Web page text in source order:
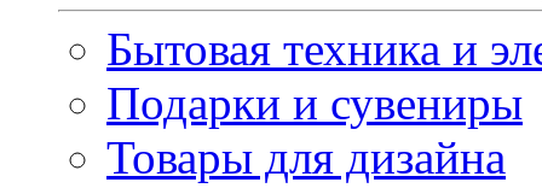
Бытовая техника и
Подарки и сувениры
Товары для дизайна